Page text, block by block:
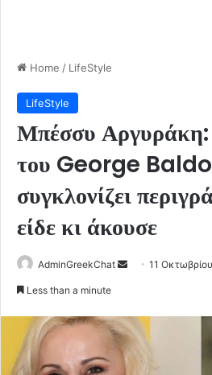
Home / LifeStyle
LifeStyle
Μπέσσυ Αργυράκη:
του George
συγκλονίζει
είδε κι άκουσε
AdminGreekChat
Send11
Less than a minute